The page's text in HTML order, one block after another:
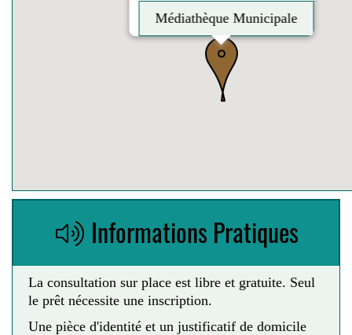
Médiathèque Municipale
Informations Pratiques
La consultation sur place est libre et gratuite. Seul
le prêt nécessite une inscription.
Une pièce d'identité et un justificatif de domicile